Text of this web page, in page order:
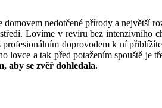
nedotčené přírody a největší
Lovíme v revíru bez
doprovodem k ní
a tak před potažením spouště je
aby se zvěř dohledala.